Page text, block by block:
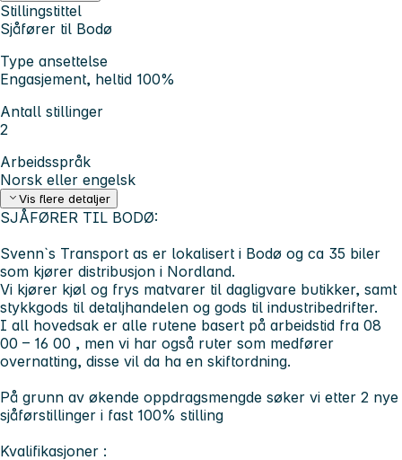
Stillingstittel
Sjåfører til Bodø
Type ansettelse
Engasjement, heltid 100%
Antall stillinger
2
Arbeidsspråk
Norsk eller engelsk
Vis flere detaljer
SJÅFØRER TIL BODØ:
Svenn`s Transport as er lokalisert i Bodø og ca 35 biler
som kjører distribusjon i Nordland.
Vi kjører kjøl og frys matvarer til dagligvare butikker, samt
stykkgods til detaljhandelen og gods til industribedrifter.
I all hovedsak er alle rutene basert på arbeidstid fra 08
00 – 16 00 , men vi har også ruter som medfører
overnatting, disse vil da ha en skiftordning.
På grunn av økende oppdragsmengde søker vi etter 2 nye
sjåførstillinger i fast 100% stilling
Kvalifikasjoner :